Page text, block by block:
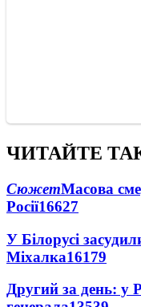
ЧИТАЙТЕ
СюжетМасова
Росії16627
У Білорусі
Міхалка16179
Другий за день: у